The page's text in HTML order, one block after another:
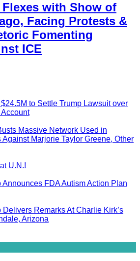
with Show of
Facing Protests &
Fomenting
ICE
to Settle Trump Lawsuit over
Massive Network Used in
Against Marjorie Taylor Greene, Other
U.N.!
Announces FDA Autism Action Plan
Delivers Remarks At Charlie Kirk’s
Arizona